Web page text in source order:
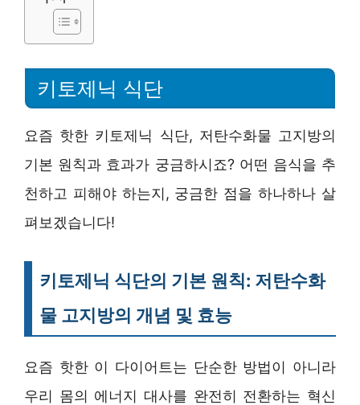
키토제닉 식단
요즘 핫한 키토제닉 식단, 저탄수화물 고지방의
기본 원칙과 효과가 궁금하시죠? 어떤 음식을 추
천하고 피해야 하는지, 궁금한 점을 하나하나 살
펴보겠습니다!
키토제닉 식단의 기본 원칙: 저탄수화
물 고지방의 개념 및 효능
요즘 핫한 이 다이어트는 단순한 방법이 아니라
우리 몸의 에너지 대사를 완전히 전환하는 혁신